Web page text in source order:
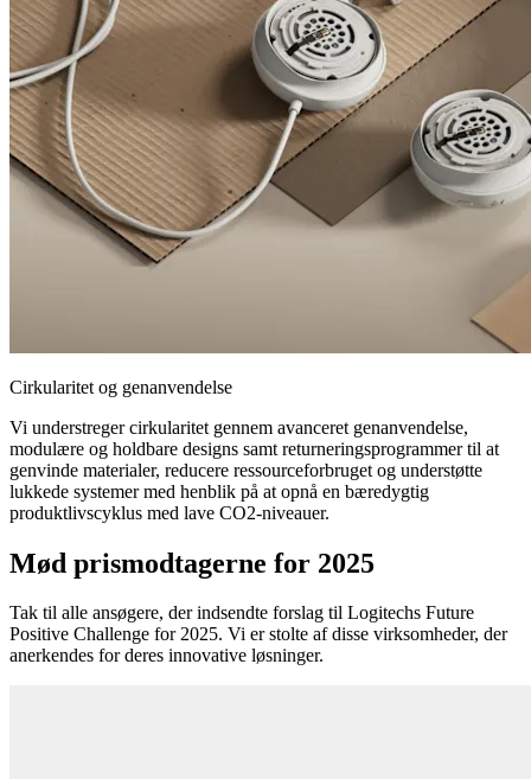
Cirkularitet og genanvendelse
Vi understreger cirkularitet gennem avanceret genanvendelse,
modulære og holdbare designs samt returneringsprogrammer til at
genvinde materialer, reducere ressourceforbruget og understøtte
lukkede systemer med henblik på at opnå en bæredygtig
produktlivscyklus med lave CO2-niveauer.
Mød prismodtagerne for 2025
Tak til alle ansøgere, der indsendte forslag til Logitechs Future
Positive Challenge for 2025. Vi er stolte af disse virksomheder, der
anerkendes for deres innovative løsninger.